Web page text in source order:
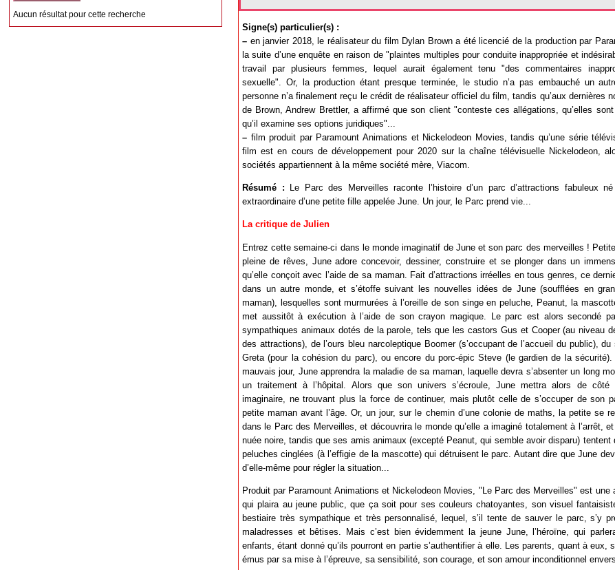
Signe(s) particulier(s) :
– en janvier 2018, le réalisateur du film Dylan Brown a été licencié de la production par
la suite d’une enquête en raison de "plaintes multiples pour conduite inappropriée et
travail par plusieurs femmes, lequel aurait également tenu "des commentaires
sexuelle". Or, la production étant presque terminée, le studio n’a pas embauché un
personne n’a finalement reçu le crédit de réalisateur officiel du film, tandis qu’aux dernières
de Brown, Andrew Brettler, a affirmé que son client "conteste ces allégations, qu’elles
qu’il examine ses options juridiques"...
– film produit par Paramount Animations et Nickelodeon Movies, tandis qu’une série
film est en cours de développement pour 2020 sur la chaîne télévisuelle Nickelodeon,
sociétés appartiennent à la même société mère, Viacom.
Résumé : Le Parc des Merveilles raconte l’histoire d’un parc d’attractions fabuleux né
extraordinaire d’une petite fille appelée June. Un jour, le Parc prend vie...
La critique de Julien
Entrez cette semaine-ci dans le monde imaginatif de June et son parc des merveilles !
pleine de rêves, June adore concevoir, dessiner, construire et se plonger dans un
qu’elle conçoit avec l’aide de sa maman. Fait d’attractions irréelles en tous genres, ce
dans un autre monde, et s’étoffe suivant les nouvelles idées de June (soufflées en
maman), lesquelles sont murmurées à l’oreille de son singe en peluche, Peanut, la
met aussitôt à exécution à l’aide de son crayon magique. Le parc est alors secondé
sympathiques animaux dotés de la parole, tels que les castors Gus et Cooper (au niveau
des attractions), de l’ours bleu narcoleptique Boomer (s’occupant de l’accueil du public),
Greta (pour la cohésion du parc), ou encore du porc-épic Steve (le gardien de la sécurité).
mauvais jour, June apprendra la maladie de sa maman, laquelle devra s’absenter un long
un traitement à l’hôpital. Alors que son univers s’écroule, June mettra alors de côté
imaginaire, ne trouvant plus la force de continuer, mais plutôt celle de s’occuper de son
petite maman avant l’âge. Or, un jour, sur le chemin d’une colonie de maths, la petite se
dans le Parc des Merveilles, et découvrira le monde qu’elle a imaginé totalement à l’arrêt, et
nuée noire, tandis que ses amis animaux (excepté Peanut, qui semble avoir disparu) tentent
peluches cinglées (à l’effigie de la mascotte) qui détruisent le parc. Autant dire que June
d’elle-même pour régler la situation...
Produit par Paramount Animations et Nickelodeon Movies, "Le Parc des Merveilles" est une
qui plaira au jeune public, que ça soit pour ses couleurs chatoyantes, son visuel
bestiaire très sympathique et très personnalisé, lequel, s’il tente de sauver le parc, s’y
maladresses et bêtises. Mais c’est bien évidemment la jeune June, l’héroïne, qui
enfants, étant donné qu’ils pourront en partie s’authentifier à elle. Les parents, quant à eux,
émus par sa mise à l’épreuve, sa sensibilité, son courage, et son amour inconditionnel
Aucun résultat pour cette recherche